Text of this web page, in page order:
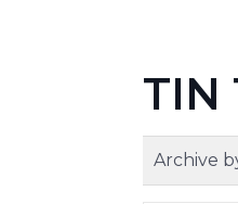
TIN
Archive